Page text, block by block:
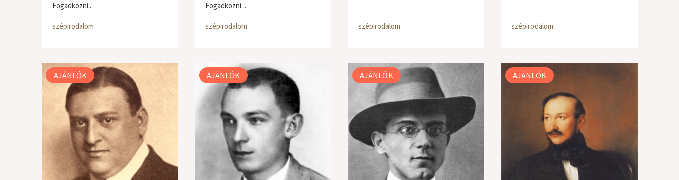
Fogadkozni...
szépirodalom
Fogadkozni...
szépirodalom szépirodalom szépirodalom
AJÁNLÓK AJÁNLÓK AJÁNLÓK AJÁNLÓK